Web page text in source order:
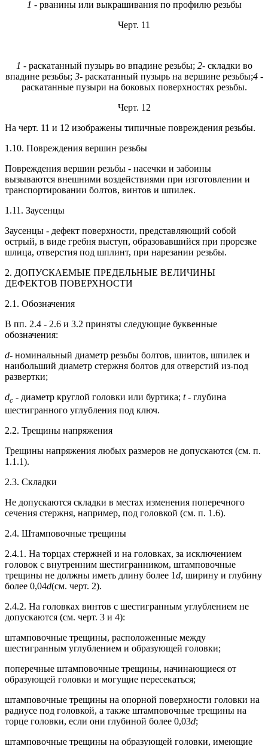
1 - рванины или выкрашивания по профилю резьбы
Черт. 11
1 - раскатанный пузырь во впадине резьбы; 2- складки во
впадине резьбы; 3- раскатанный пузырь на вершине резьбы;4-
раскатанные пузыри на боковых поверхностях резьбы.
Черт. 12
На черт. 11 и 12 изображены типичные повреждения резьбы.
1.10. Повреждения вершин резьбы
Повреждения вершин резьбы - насечки и забоины
вызываются внешними воздействиями при изготовлении и
транспортировании болтов, винтов и шпилек.
1.11. Заусенцы
Заусенцы - дефект поверхности, представляющий собой
острый, в виде гребня выступ, образовавшийся при прорезке
шлица, отверстия под шплинт, при нарезании резьбы.
2. ДОПУСКАЕМЫЕ ПРЕДЕЛЬНЫЕ ВЕЛИЧИНЫ
ДЕФЕКТОВ ПОВЕРХНОСТИ
2.1. Обозначения
В пп. 2.4 - 2.6 и 3.2 приняты следующие буквенные
обозначения:
d- номинальный диаметр резьбы болтов, шиитов, шпилек и
наибольший диаметр стержня болтов для отверстий из-под
развертки;
dc - диаметр круглой головки или буртика; t- глубина
шестигранного углубления под ключ.
2.2. Трещины напряжения
Трещины напряжения любых размеров не допускаются (см. п.
1.1.1).
2.3. Складки
Не допускаются складки в местах изменения поперечного
сечения стержня, например, под головкой (см. п. 1.6).
2.4. Штамповочные трещины
2.4.1. На торцах стержней и на головках, за исключением
головок с внутренним шестигранником, штамповочные
трещины не должны иметь длину более 1d, ширину и глубину
более 0,04d(см. черт. 2).
2.4.2. На головках винтов с шестигранным углублением не
допускаются (см. черт. 3 и 4):
штамповочные трещины, расположенные между
шестигранным углублением и образующей головки;
поперечные штамповочные трещины, начинающиеся от
образующей головки и могущие пересекаться;
штамповочные трещины на опорной поверхности головки на
радиусе под головкой, а также штамповочные трещины на
торце головки, если они глубиной более 0,03d;
штамповочные трещины на образующей головки, имеющие